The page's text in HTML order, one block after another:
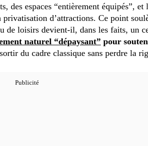
des espaces “entièrement équipés”,
d’attractions. Ce point
de loisirs devient-il, dans les faits, un
naturel “dépaysant” pour
du cadre classique sans perdre la